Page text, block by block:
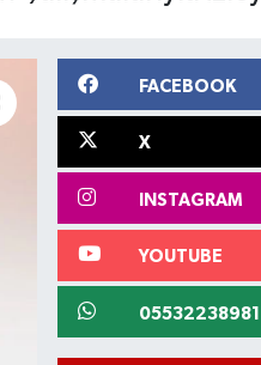
FACEBOOK
X
INSTAGRAM
YOUTUBE
05532238981